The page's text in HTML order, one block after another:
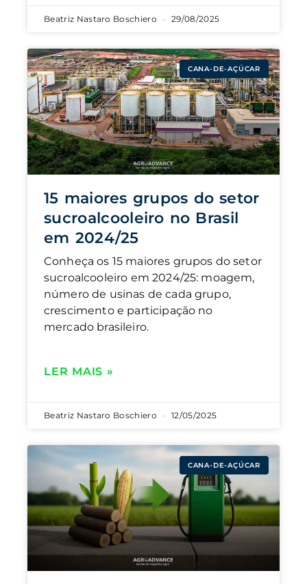
Beatriz Nastaro Boschiero 29/08/2025
CANA-DE-AÇÚCAR
15 maiores grupos do setor
sucroalcooleiro no Brasil
em 2024/25
Conheça os 15 maiores grupos do setor
sucroalcooleiro em 2024/25: moagem,
número de usinas de cada grupo,
crescimento e participação no
mercado brasileiro.
LER MAIS »
Beatriz Nastaro Boschiero 12/05/2025
CANA-DE-AÇÚCAR